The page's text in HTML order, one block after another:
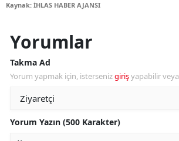
Kaynak: İHLAS HABER AJANSI
Yorumlar
Takma Ad
Yorum yapmak için, istersenizgirişyapabilir veya
Yorum Yazın (500 Karakter)